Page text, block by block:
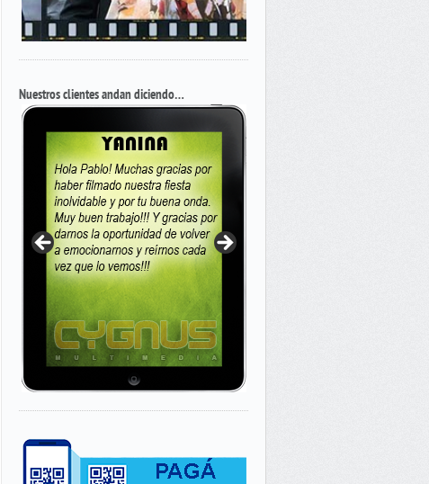
Nuestros clientes andan diciendo…